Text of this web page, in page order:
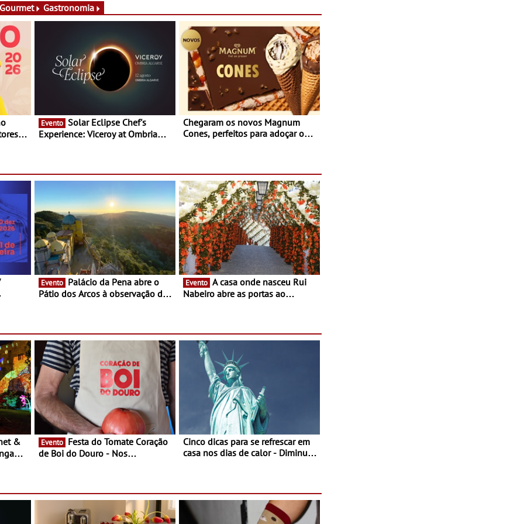
Gastronomia
Evento
Experience: Viceroy at Ombria
Chegaram os novos Magnum
Cones, perfeitos para adoçar o
Evento
Pátio dos Arcos à observação do
Evento
Nabeiro abre as portas ao
Evento
de Boi do Douro - Nos
Cinco dicas para se refrescar em
casa nos dias de calor - Diminuir